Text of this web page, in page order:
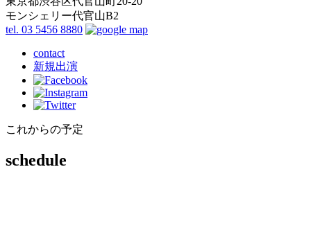
モンシェリー代官山B2
tel. 03 5456 8880
contact
新規出演
これからの予定
schedule